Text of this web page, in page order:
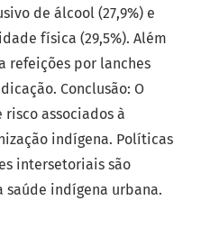
de álcool (27,9%) e
física (29,5%). Além
refeições por lanches
Conclusão: O
associados à
indígena. Políticas
intersetoriais são
saúde indígena urbana.